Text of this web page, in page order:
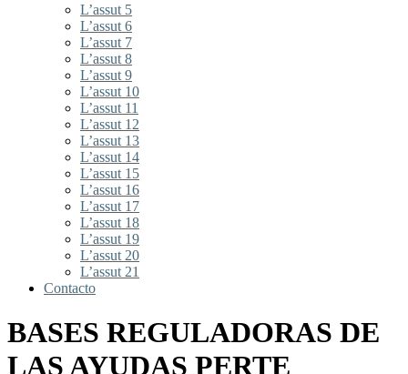
L’assut 5
L’assut 6
L’assut 7
L’assut 8
L’assut 9
L’assut 10
L’assut 11
L’assut 12
L’assut 13
L’assut 14
L’assut 15
L’assut 16
L’assut 17
L’assut 18
L’assut 19
L’assut 20
L’assut 21
Contacto
BASES REGULADORAS DE
LAS AYUDAS PERTE